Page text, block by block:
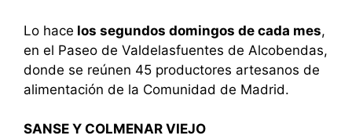
Lo hace los segundos domingos de cada mes,
en el Paseo de Valdelasfuentes de Alcobendas,
donde se reúnen 45 productores artesanos de
alimentación de la Comunidad de Madrid.
SANSE Y COLMENAR VIEJO